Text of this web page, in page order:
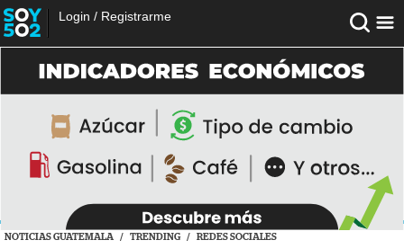
Login / Registrarme
NOTICIAS GUATEMALA / TRENDING / REDES SOCIALES